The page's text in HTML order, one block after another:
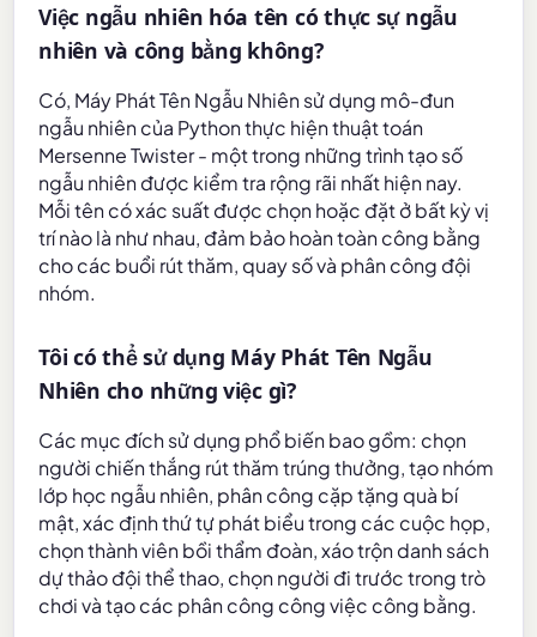
Việc ngẫu nhiên hóa tên có thực sự ngẫu
nhiên và công bằng không?
Có, Máy Phát Tên Ngẫu Nhiên sử dụng mô-đun
ngẫu nhiên của Python thực hiện thuật toán
Mersenne Twister - một trong những trình tạo số
ngẫu nhiên được kiểm tra rộng rãi nhất hiện nay.
Mỗi tên có xác suất được chọn hoặc đặt ở bất kỳ vị
trí nào là như nhau, đảm bảo hoàn toàn công bằng
cho các buổi rút thăm, quay số và phân công đội
nhóm.
Tôi có thể sử dụng Máy Phát Tên Ngẫu
Nhiên cho những việc gì?
Các mục đích sử dụng phổ biến bao gồm: chọn
người chiến thắng rút thăm trúng thưởng, tạo nhóm
lớp học ngẫu nhiên, phân công cặp tặng quà bí
mật, xác định thứ tự phát biểu trong các cuộc họp,
chọn thành viên bồi thẩm đoàn, xáo trộn danh sách
dự thảo đội thể thao, chọn người đi trước trong trò
chơi và tạo các phân công công việc công bằng.